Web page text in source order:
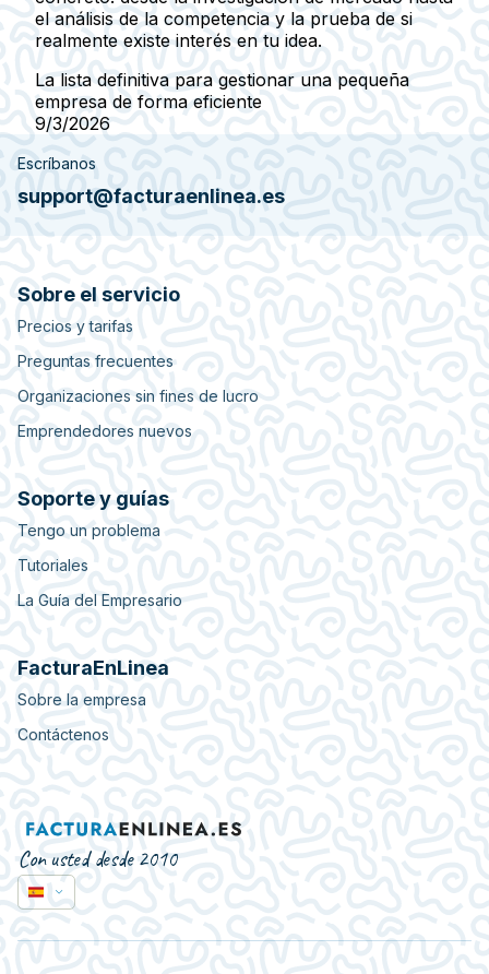
el análisis de la competencia y la prueba de si
realmente existe interés en tu idea.
La lista definitiva para gestionar una pequeña
empresa de forma eficiente
9/3/2026
Escríbanos
support@facturaenlinea.es
Sobre el servicio
Precios y tarifas
Preguntas frecuentes
Organizaciones sin fines de lucro
Emprendedores nuevos
Soporte y guías
Tengo un problema
Tutoriales
La Guía del Empresario
FacturaEnLinea
Sobre la empresa
Contáctenos
Con usted desde 2010